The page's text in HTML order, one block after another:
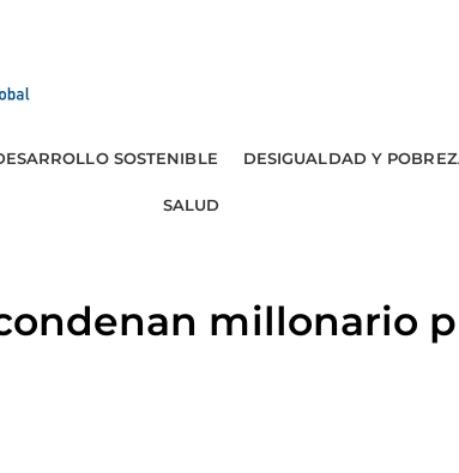
SOSTENIBLE DESIGUALDAD Y
SALUD
condenan millonario